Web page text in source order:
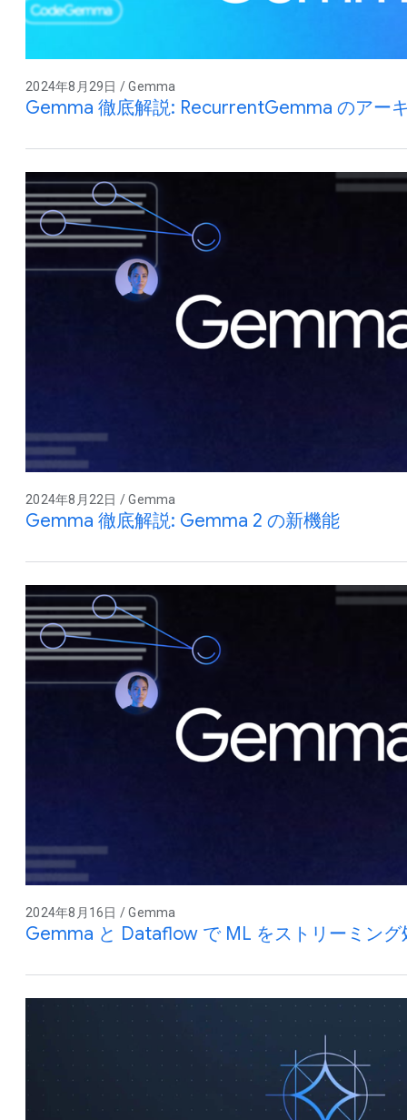
2024年8月29日 / Gemma
Gemma 徹底解説: RecurrentGemma のアー
2024年8月22日 / Gemma
Gemma 徹底解説: Gemma 2 の新機能
2024年8月16日 / Gemma
Gemma と Dataflow で ML をストリーミング